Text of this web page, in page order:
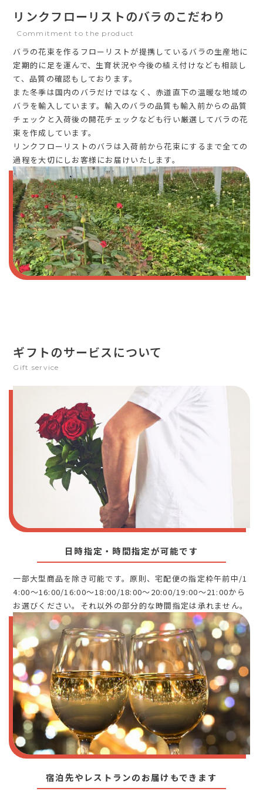
リンクフローリストのバラのこだわり
Commitment to the product
バラの花束を作るフローリストが提携しているバラの生産地に
定期的に足を運んで、生育状況や今後の植え付けなども相談し
て、品質の確認もしております。
また冬季は国内のバラだけではなく、赤道直下の温暖な地域の
バラを輸入しています。輸入のバラの品質も輸入前からの品質
チェックと入荷後の開花チェックなども行い厳選してバラの花
束を作成しています。
リンクフローリストのバラは入荷前から花束にするまで全ての
過程を大切にしお客様にお届けいたします。
ギフトのサービスについて
Gift service
日時指定・時間指定が可能です
一部大型商品を除き可能です。原則、宅配便の指定枠午前中/1
4:00～16:00/16:00～18:00/18:00～20:00/19:00～21:00から
お選びください。それ以外の部分的な時間指定は承れません。
宿泊先やレストランのお届けもできます